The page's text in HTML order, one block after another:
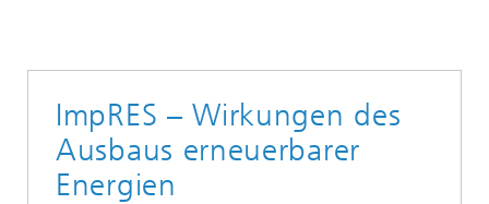
ImpRES – Wirkungen des
Ausbaus erneuerbarer
Energien